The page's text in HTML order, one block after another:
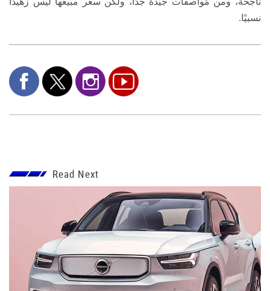
نسبيًا.
Read Next